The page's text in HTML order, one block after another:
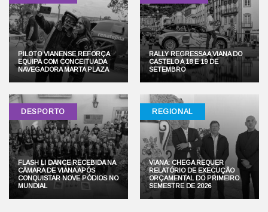
PILOTO VIANENSE REFORÇA
EQUIPA COM CONCEITUADA
NAVEGADORA MARTA PLAZA
RALLY REGRESSA A VIANA DO
CASTELO A 18 E 19 DE
SETEMBRO
DESPORTO
FLASH LI DANCE RECEBIDA NA
CÂMARA DE VIANA APÓS
CONQUISTAR NOVE PÓDIOS NO
MUNDIAL
REGIONAL
VIANA: CHEGA REQUER
RELATÓRIO DE EXECUÇÃO
ORÇAMENTAL DO PRIMEIRO
SEMESTRE DE 2026